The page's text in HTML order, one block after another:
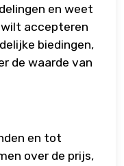
en weet
accepteren
biedingen,
de waarde van
en tot
over de prijs,